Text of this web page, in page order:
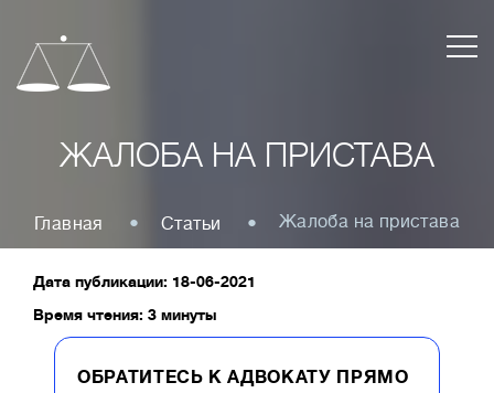
ЖАЛОБА НА ПРИСТАВА
Главная Статьи Жалоба на пристава
Дата публикации: 18-06-2021
Время чтения: 3 минуты
ОБРАТИТЕСЬ К АДВОКАТУ ПРЯМО